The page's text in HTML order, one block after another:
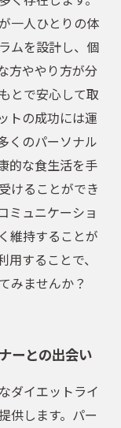
一人ひとりの体
ムを設計し、個
方ややり方が分
とで安心して取
トの成功には運
くのパーソナル
的な食生活を手
けることができ
ミュニケーショ
維持することが
することで、
みませんか？
ーとの出会い
ダイエットライ
供します。パー